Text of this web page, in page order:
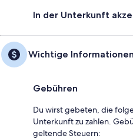
In der Unterkunft
Wichtige Informationen
Gebühren
Du wirst gebeten, die
Unterkunft zu zahlen.
geltende Steuern: